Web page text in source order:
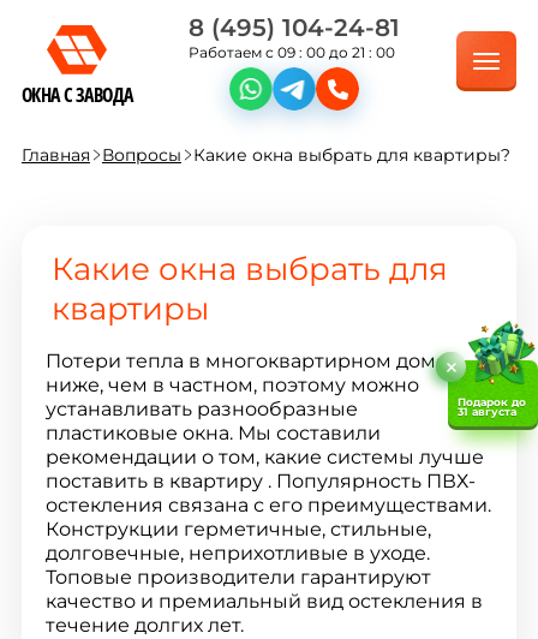
ОКНА С ЗАВОДА
8 (495) 104-24-81
Работаем с 09 : 00 до 21 : 00
Главная Вопросы Какие окна выбрать для квартиры?
Какие окна выбрать для
квартиры
Потери тепла в многоквартирном доме
ниже, чем в частном, поэтому можно
устанавливать разнообразные
пластиковые окна. Мы составили
рекомендации о том, какие системы лучше
поставить в квартиру . Популярность ПВХ-
остекления связана с его преимуществами.
Конструкции герметичные, стильные,
долговечные, неприхотливые в уходе.
Топовые производители гарантируют
качество и премиальный вид остекления в
течение долгих лет.
Подарок до
31 августа